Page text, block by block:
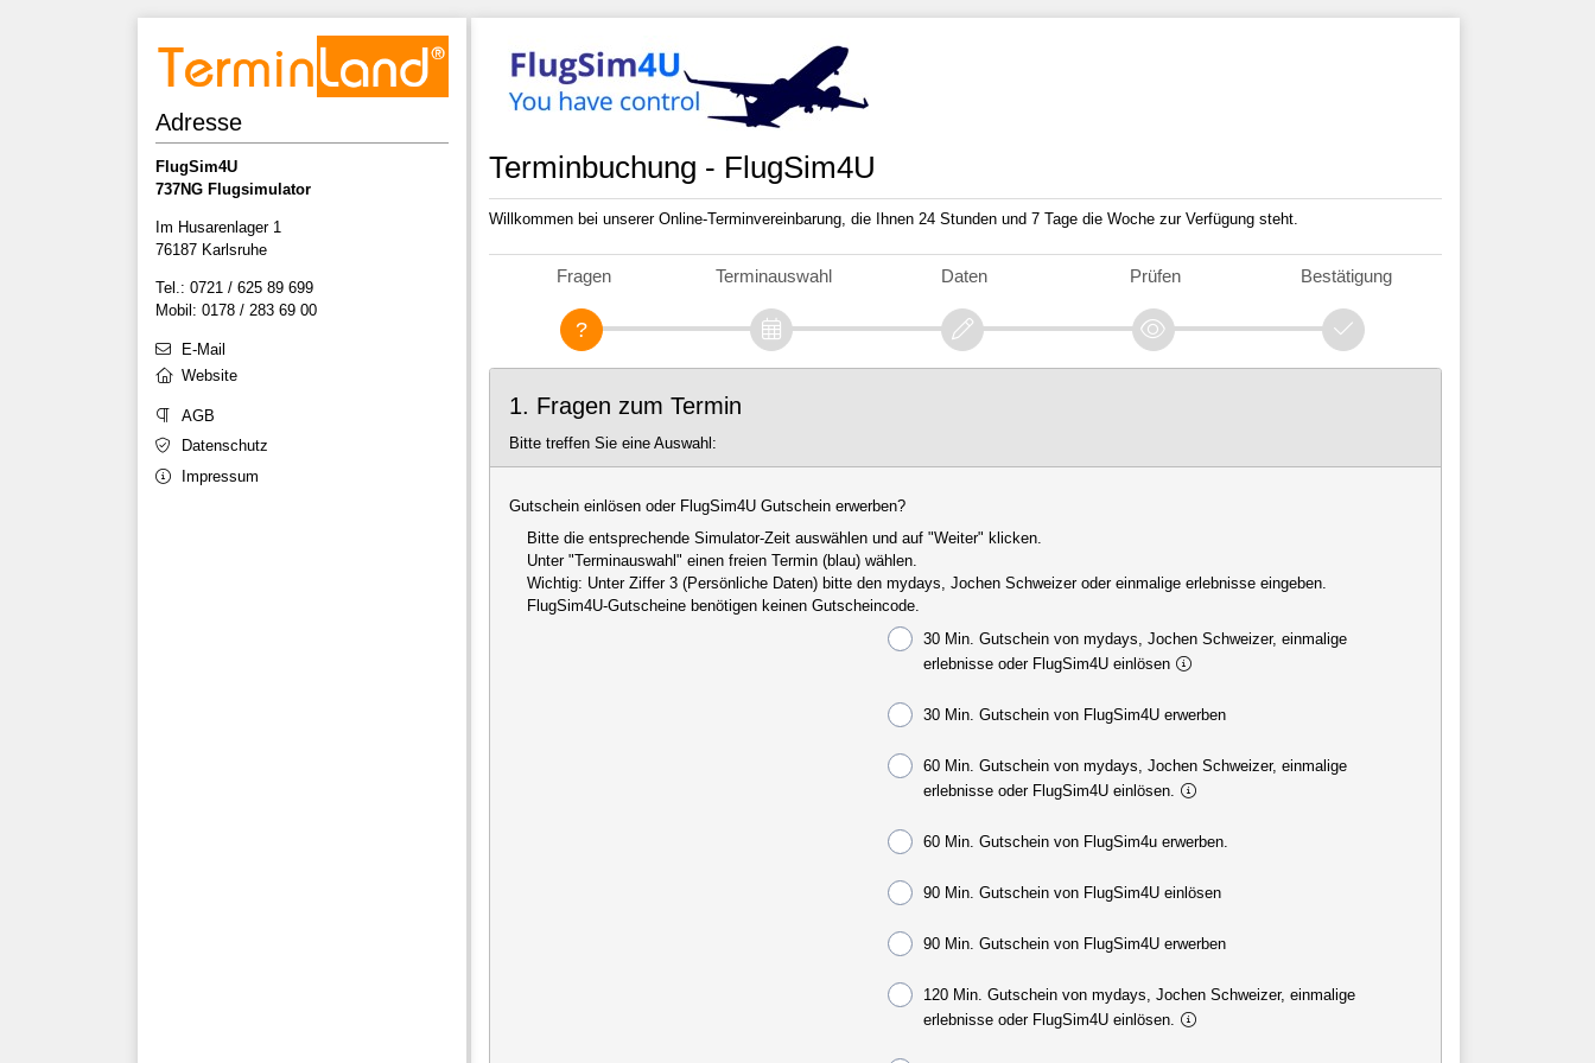
Terminbuchung - FlugSim4U
Willkommen bei unserer Online-Terminvereinbarung, die Ihnen 24 Stunden und 7 Tage die Woche zur Verfügung steht.
Fragen Terminauswahl Daten Prüfen Bestätigung
1. Fragen zum Termin
Bitte treffen Sie eine Auswahl:
Gutschein einlösen oder FlugSim4U Gutschein erwerben?
Bitte die entsprechende Simulator-Zeit auswählen und auf "Weiter" klicken.
Unter "Terminauswahl" einen freien Termin (blau) wählen.
Wichtig: Unter Ziffer 3 (Persönliche Daten) bitte den mydays, Jochen Schweizer oder einmalige erlebnisse eingeben.
FlugSim4U-Gutscheine benötigen keinen Gutscheincode.
30 Min. Gutschein von mydays, Jochen Schweizer, einmalige
erlebnisse oder FlugSim4U einlösen
30 Min. Gutschein von FlugSim4U erwerben
60 Min. Gutschein von mydays, Jochen Schweizer, einmalige
erlebnisse oder FlugSim4U einlösen.
60 Min. Gutschein von FlugSim4u erwerben.
90 Min. Gutschein von FlugSim4U einlösen
90 Min. Gutschein von FlugSim4U erwerben
120 Min. Gutschein von mydays, Jochen Schweizer, einmalige
erlebnisse oder FlugSim4U einlösen.
Adresse
FlugSim4U
737NG Flugsimulator
Im Husarenlager 1
76187 Karlsruhe
Tel.: 0721 / 625 89 699
Mobil: 0178 / 283 69 00
E-Mail
Website
AGB
Datenschutz
Impressum